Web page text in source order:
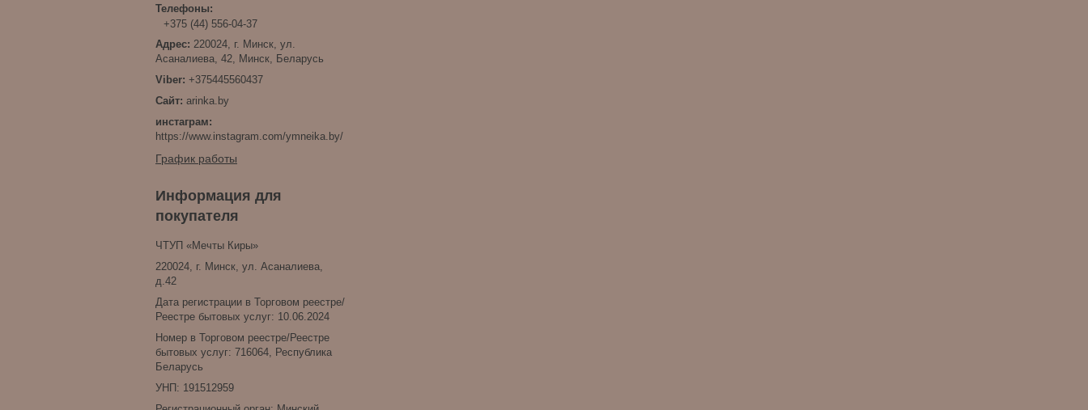
+375 (44) 556-04-37
220024, г. Минск, ул.
Асаналиева, 42, Минск, Беларусь
+375445560437
arinka.by
инстаграм
https://www.instagram.com/ymneika.by/
График работы
Информация для
покупателя
ЧТУП «Мечты Киры»
220024, г. Минск, ул. Асаналиева,
д.42
Дата регистрации в Торговом реестре/
Реестре бытовых услуг: 10.06.2024
Номер в Торговом реестре/Реестре
бытовых услуг: 716064, Республика
Беларусь
УНП: 191512959